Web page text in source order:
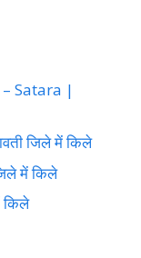
Satara |
जिले में किले
में किले